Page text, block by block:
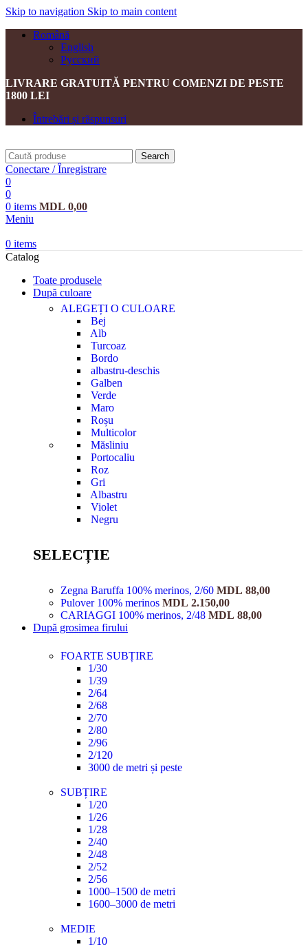
Skip to navigation Skip to main content
Română
English
Русский
LIVRARE GRATUITĂ PENTRU COMENZI DE PESTE
1800 LEI
Întrebări și răspunsuri
Search
Conectare / Înregistrare
0
0
0 items MDL 0,00
Meniu
0 items
Catalog
Toate produsele
După culoare
ALEGEȚI O CULOARE
Bej
Alb
Turcoaz
Bordo
albastru-deschis
Galben
Verde
Maro
Roșu
Multicolor
Măsliniu
Portocaliu
Roz
Gri
Albastru
Violet
Negru
SELECȚIE
Zegna Baruffa 100% merinos, 2/60 MDL 88,00
Pulover 100% merinos MDL 2.150,00
CARIAGGI 100% merinos, 2/48 MDL 88,00
După grosimea firului
FOARTE SUBȚIRE
1/30
1/39
2/64
2/68
2/70
2/80
2/96
2/120
3000 de metri și peste
SUBȚIRE
1/20
1/26
1/28
2/40
2/48
2/52
2/56
1000–1500 de metri
1600–3000 de metri
MEDIE
1/10